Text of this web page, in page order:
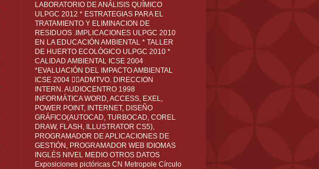
LABORATORIO DE ANÁLISIS QUÍMICO
ULPGC 2012 * ESTRATEGIAS PARA EL
TRATAMIENTO Y ELIMINACION DE
RESIDUOS .IMPLICACIONES ULPGC 2010
EN LA EDUCACIÓN AMBIENTAL * TALLER
DE HUERTO ECOLÓGICO ULPGC 2010 *
CALIDAD AMBIENTAL ICSE 2004
*EVALUACIÓN DEL IMPACTO AMBIENTAL
ICSE 2004 ADMTVO. DIRECCION
INTERN. AUDIOCENTRO 1998
INFORMÁTICA WORD, ACCESS, EXEL,
POWER POINT, INTERNET, DISEÑO
GRÁFICO(AUTOCAD, TURBOCAD, COREL
DRAW, FLASH, ILLUSTRATOR CS5),
PROGRAMADOR DE APLICACIONES DE
GESTIÓN, PROGRAMADOR WEB IDIOMAS
INGLÉS NIVEL MEDIO OTROS DATOS
Exposiciones pictóricas CN Metropole Círculo